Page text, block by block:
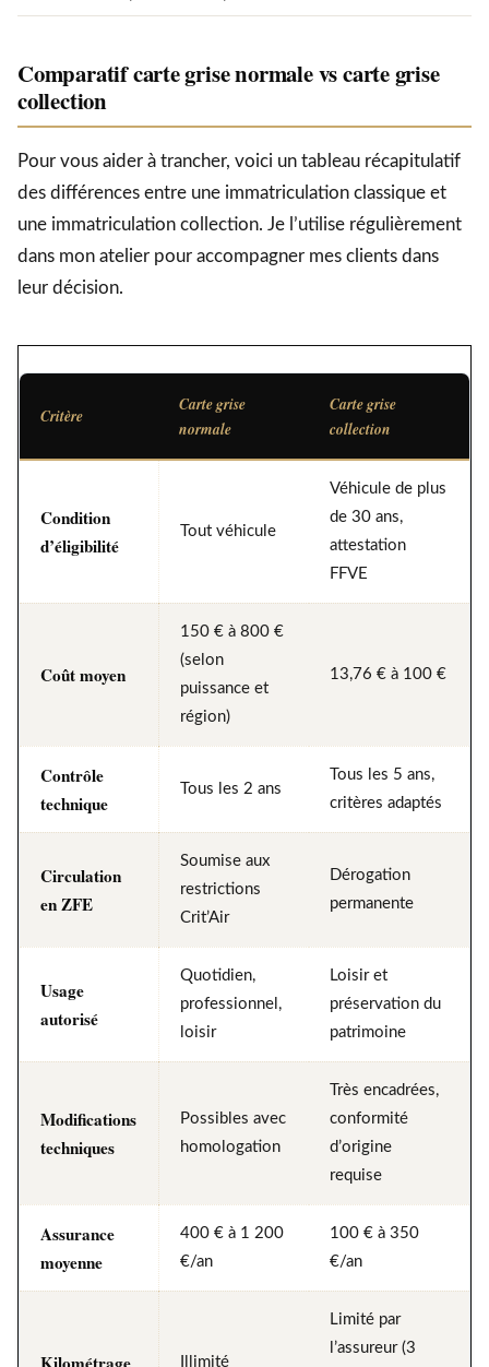
Comparatif carte grise normale vs carte grise
collection
Pour vous aider à trancher, voici un tableau récapitulatif
des différences entre une immatriculation classique et
une immatriculation collection. Je l’utilise régulièrement
dans mon atelier pour accompagner mes clients dans
leur décision.
Critère
Carte grise
normale
Carte grise
collection
Condition
d’éligibilité
Tout véhicule
Véhicule de plus
de 30 ans,
attestation
FFVE
Coût moyen
150 € à 800 €
(selon
puissance et
région)
13,76 € à 100 €
Contrôle
technique
Tous les 2 ans
Tous les 5 ans,
critères adaptés
Circulation
en ZFE
Soumise aux
restrictions
Crit’Air
Dérogation
permanente
Usage
autorisé
Quotidien,
professionnel,
loisir
Loisir et
préservation du
patrimoine
Modifications
techniques
Possibles avec
homologation
Très encadrées,
conformité
d’origine
requise
Assurance
moyenne
400 € à 1 200
€/an
100 € à 350
€/an
Illimité
Limité par
l’assureur (3